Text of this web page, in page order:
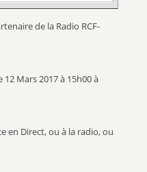
de la Radio RCF-
Mars 2017 à 15h00 à
en Direct, ou à la radio, ou